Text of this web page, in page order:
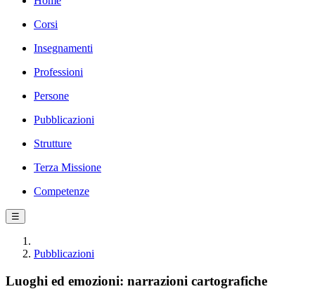
Corsi
Insegnamenti
Professioni
Persone
Pubblicazioni
Strutture
Terza Missione
Competenze
☰
Pubblicazioni
Luoghi ed emozioni: narrazioni cartografiche